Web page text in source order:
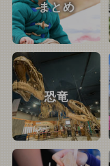
まとめ
恐竜